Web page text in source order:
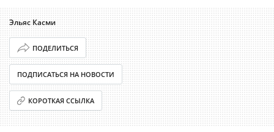
Эльяс Касми
ПОДЕЛИТЬСЯ
ПОДПИСАТЬСЯ НА НОВОСТИ
КОРОТКАЯ ССЫЛКА